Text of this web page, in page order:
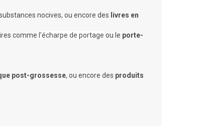
nocives, ou encore des livres en
comme l’écharpe de portage ou le porte-
post-grossesse, ou encore des produits